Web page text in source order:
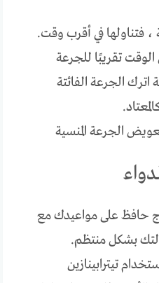
فتناولها في أقرب وقت.
تقريبًا للجرعة
اترك الجرعة الفائتة
الجرعة المنسية
حافظ على مواعيدك مع
بشكل منتظم.
تيترابينازين